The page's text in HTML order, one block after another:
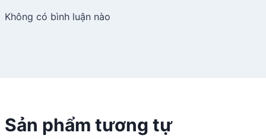
Không có bình luận nào
Sản phẩm tương tự